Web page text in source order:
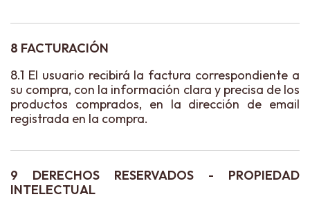
8 FACTURACIÓN
8.1 El usuario recibirá la factura correspondiente a
su compra, con la información clara y precisa de los
productos comprados, en la dirección de email
registrada en la compra.
9 DERECHOS RESERVADOS - PROPIEDAD
INTELECTUAL